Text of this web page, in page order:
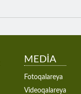
MEDİA
Fotoqalareya
Videoqalareya